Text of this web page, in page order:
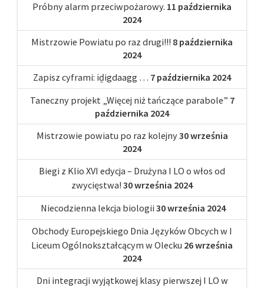
Próbny alarm przeciwpożarowy. 11 października
2024
Mistrzowie Powiatu po raz drugi!!! 8 października
2024
Zapisz cyframi: iḏigdaagg … 7 października 2024
Taneczny projekt „Więcej niż tańczące parabole” 7
października 2024
Mistrzowie powiatu po raz kolejny30 września
2024
Biegi z Klio XVI edycja – Drużyna I LO o włos od
zwycięstwa! 30 września 2024
Niecodzienna lekcja biologii 30 września 2024
Obchody Europejskiego Dnia Języków Obcych w I
Liceum Ogólnokształcącym w Olecku 26 września
2024
Dni integracji wyjątkowej klasy pierwszej I LO w